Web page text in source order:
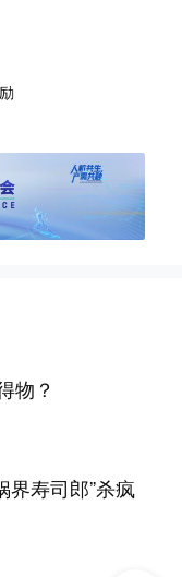
物？
界寿司郎”杀疯